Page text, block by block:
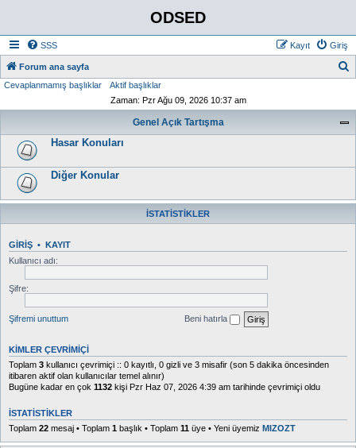
ODSED
SSS Giriş
Kayıt
Forum ana sayfa
Cevaplanmamış başlıklar
Aktif başlıklar
Zaman: Pzr Ağu 09, 2026 10:37 am
Genel Açık Tartışma
Hasar Konuları
Diğer Konular
İSTATISTIKLER
GIRIŞ • KAYIT
Kullanıcı adı:
Şifre:
Şifremi unuttum Beni hatırla
KIMLER ÇEVRIMIÇI
Toplam 3 kullanıcı çevrimiçi :: 0 kayıtlı, 0 gizli ve 3 misafir (son 5 dakika öncesinden
itibaren aktif olan kullanıcılar temel alınır)
Bugüne kadar en çok 1132 kişi Pzr Haz 07, 2026 4:39 am tarihinde çevrimiçi oldu
İSTATISTIKLER
Toplam 22 mesaj • Toplam 1 başlık • Toplam 11 üye • Yeni üyemiz MIZOZT